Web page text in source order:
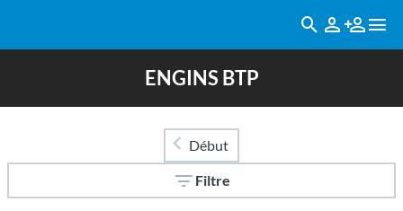
ENGINS BTP
Début
Filtre